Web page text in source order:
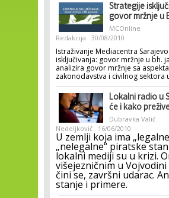
Strategije
govor mržnje u
MCOnline
Redakcija
30/08/2010
Istraživanje Mediacentra
isključivanja: govor mržnje u bh.
analizira govor mržnje sa
zakonodavstva i civilnog sektora
Lokalni radio u
će i kako
Dubravka Valić
Nedeljković
16/06/2010
U zemlji koja ima
„nelegalne“ piratske
lokalni mediji su u krizi.
višejezničnim u Vojvodini
čini se, završni udarac.
stanje i primere.